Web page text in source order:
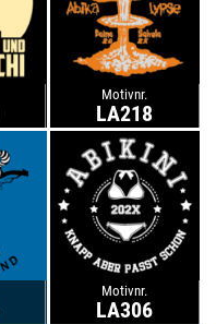
Motivnr.
LA218
Motivnr.
LA306